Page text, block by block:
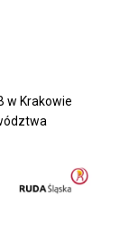
w Krakowie